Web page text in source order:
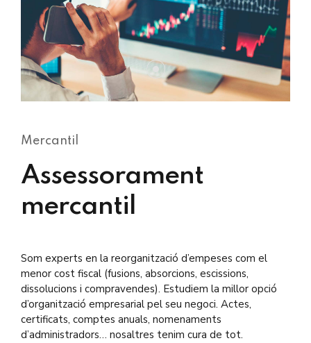
Mercantil
Assessorament
mercantil
Som experts en la reorganització d’empeses com el
menor cost fiscal (fusions, absorcions, escissions,
dissolucions i compravendes). Estudiem la millor opció
d’organització empresarial pel seu negoci. Actes,
certificats, comptes anuals, nomenaments
d’administradors… nosaltres tenim cura de tot.